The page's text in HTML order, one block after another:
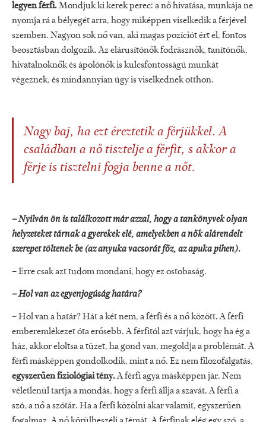
legyen férfi.Mondjuk ki kerek perec: a nő hivatása, munkája ne
nyomja rá a bélyegét arra, hogy miképpen viselkedik a férjével
szemben. Nagyon sok nő van, aki magas pozíciót ért el, fontos
beosztásban dolgozik. Az elárusítónők fodrásznők, tanítónők,
hivatalnoknők és ápolónők is kulcsfontosságú munkát
végeznek, és mindannyian úgy is viselkednek otthon.
Nagy baj, ha ezt éreztetik a férjükkel. A
családban a nő tisztelje a férfit, s akkor a
férje is tisztelni fogja benne a nőt.
– Nyilván ön is találkozott már azzal, hogy a tankönyvek olyan
helyzeteket tárnak a gyerekek elé, amelyekben a nők alárendelt
szerepet töltenek be (az anyuka vacsorát főz, az apuka pihen).
– Erre csak azt tudom mondani, hogy ez ostobaság.
– Hol van az egyenjogúság határa?
– Hol van a határ? Hát a két nem, a férfi és a nő között. A férfi
emberemlékezet óta erősebb. A férfitól azt várjuk, hogy ha ég a
ház, akkor eloltsa a tüzet, ha gond van, megoldja a problémát. A
férfi másképpen gondolkodik, mint a nő. Ez nem filozofálgatás,
egyszerűen fiziológiai tény.A férfi agya másképpen jár. Nem
véletlenül tartja a mondás, hogy a férfi állja a szavát. A férfi a
szó, a nő a szótár. Ha a férfi közölni akar valamit, egyszerűen